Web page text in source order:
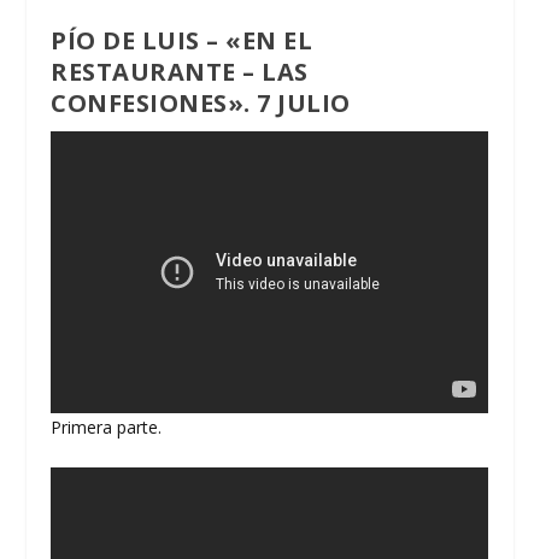
PÍO DE LUIS – «EN EL
RESTAURANTE – LAS
CONFESIONES». 7 JULIO
Primera parte.